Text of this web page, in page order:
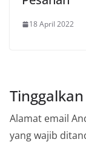
18 April 2022
Alamat email
yang wajib